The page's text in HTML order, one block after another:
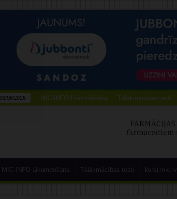
06/08/2026 MIC-INFO Likumdošana Tālākmācības testi
MIC-INFO Likumdošana Tālākmācības testi kursi.mic.lv